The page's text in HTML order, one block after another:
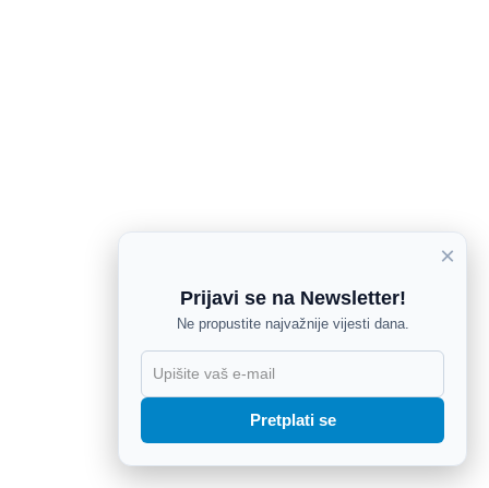
×
Prijavi se na Newsletter!
Ne propustite najvažnije vijesti dana.
Pretplati se